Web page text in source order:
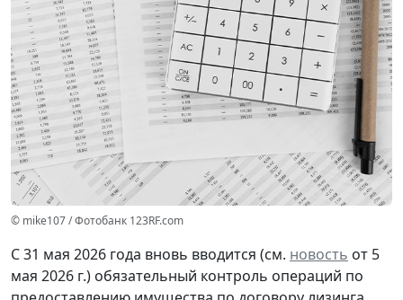
© mike107 / Фотобанк 123RF.com
С 31 мая 2026 года вновь вводится (см. новость от 5
мая 2026 г.) обязательный контроль операций по